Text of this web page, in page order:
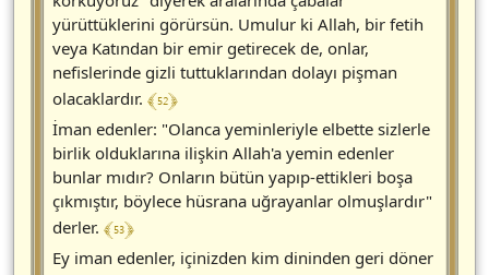
yürüttüklerini görürsün. Umulur ki Allah, bir fetih
veya Katından bir emir getirecek de, onlar,
nefislerinde gizli tuttuklarından dolayı pişman
olacaklardır. ﴾ 52 ﴿
İman edenler: "Olanca yeminleriyle elbette sizlerle
birlik olduklarına ilişkin Allah'a yemin edenler
bunlar mıdır? Onların bütün yapıp-ettikleri boşa
çıkmıştır, böylece hüsrana uğrayanlar olmuşlardır"
derler. ﴾ 53 ﴿
Ey iman edenler, içinizden kim dininden geri döner